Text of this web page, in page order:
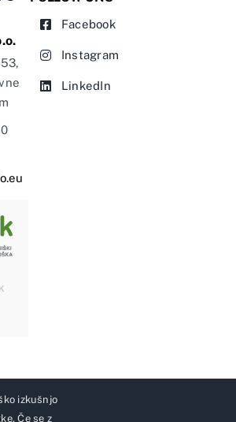
Facebook
Instagram
LinkedIn
izkušnjo
Če se z